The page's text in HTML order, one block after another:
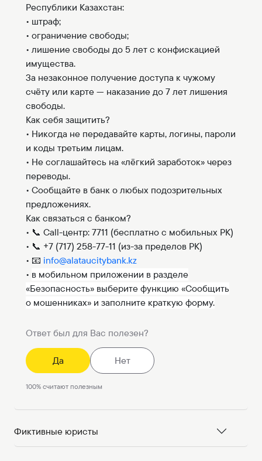
Республики Казахстан:
• штраф;
• ограничение свободы;
• лишение свободы до 5 лет с конфискацией
имущества.
За незаконное получение доступа к чужому
счёту или карте — наказание до 7 лет лишения
свободы.
Как себя защитить?
• Никогда не передавайте карты, логины, пароли
и коды третьим лицам.
• Не соглашайтесь на «лёгкий заработок» через
переводы.
• Сообщайте в банк о любых подозрительных
предложениях.
Как связаться с банком?
• 📞 Call-центр: 7711 (бесплатно с мобильных РК)
• 📞 +7 (717) 258-77-11 (из-за пределов РК)
• 📧 info@alataucitybank.kz
• в мобильном приложении в разделе
«Безопасность» выберите функцию «Сообщить
о мошенниках» и заполните краткую форму.
Ответ был для Вас полезен?
Да Нет
100%считают полезным
Фиктивные юристы